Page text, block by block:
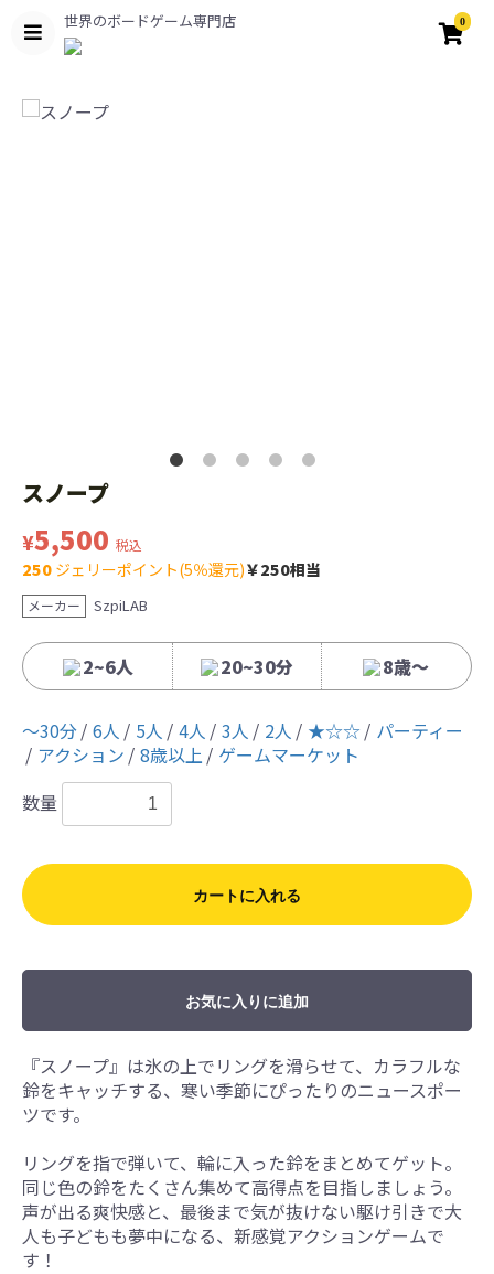
世界のボードゲーム専門店 0
スノープ
¥5,500 税込
250 ジェリーポイント(5％還元)￥250相当
メーカー SzpiLAB
2~6人 20~30分 8歳〜
〜30分 6人 5人 4人 3人 2人 ★☆☆
パーティー
アクション
8歳以上
ゲームマーケット
数量
カートに入れる
お気に入りに追加
『スノープ』は氷の上でリングを滑らせて、カラフルな
鈴をキャッチする、寒い季節にぴったりのニュースポー
ツです。
リングを指で弾いて、輪に入った鈴をまとめてゲット。
同じ色の鈴をたくさん集めて高得点を目指しましょう。
声が出る爽快感と、最後まで気が抜けない駆け引きで大
人も子どもも夢中になる、新感覚アクションゲームで
す！